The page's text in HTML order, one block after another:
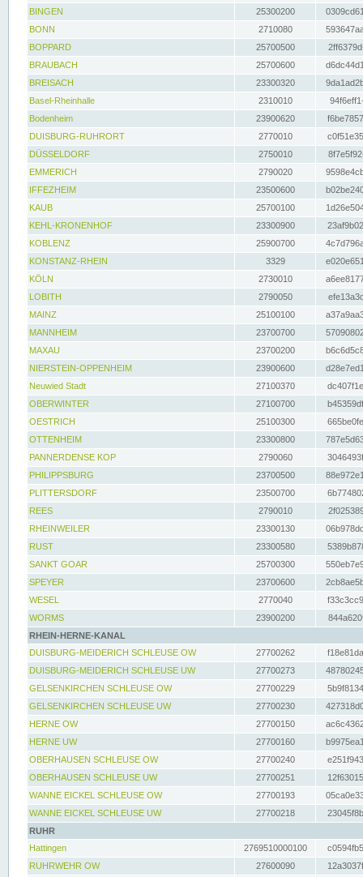
BINGEN
25300200
BONN
2710080
BOPPARD
25700500
BRAUBACH
25700600
BREISACH
23300320
Basel-Rheinhalle
2310010
Bodenheim
23900620
DUISBURG-RUHRORT
2770010
DÜSSELDORF
2750010
EMMERICH
2790020
IFFEZHEIM
23500600
KAUB
25700100
KEHL-KRONENHOF
23300900
KOBLENZ
25900700
KONSTANZ-RHEIN
3329
KÖLN
2730010
LOBITH
2790050
MAINZ
25100100
MANNHEIM
23700700
MAXAU
23700200
NIERSTEIN-OPPENHEIM
23900600
Neuwied Stadt
27100370
OBERWINTER
27100700
OESTRICH
25100300
OTTENHEIM
23300800
PANNERDENSE KOP
2790060
PHILIPPSBURG
23700500
PLITTERSDORF
23500700
REES
2790010
RHEINWEILER
23300130
RUST
23300580
SANKT GOAR
25700300
SPEYER
23700600
WESEL
2770040
WORMS
23900200
RHEIN-HERNE-KANAL
DUISBURG-MEIDERICH SCHLEUSE OW
27700262
DUISBURG-MEIDERICH SCHLEUSE UW
27700273
GELSENKIRCHEN SCHLEUSE OW
27700229
GELSENKIRCHEN SCHLEUSE UW
27700230
HERNE OW
27700150
HERNE UW
27700160
OBERHAUSEN SCHLEUSE OW
27700240
OBERHAUSEN SCHLEUSE UW
27700251
WANNE EICKEL SCHLEUSE OW
27700193
WANNE EICKEL SCHLEUSE UW
27700218
RUHR
Hattingen
2769510000100
RUHRWEHR OW
27600090